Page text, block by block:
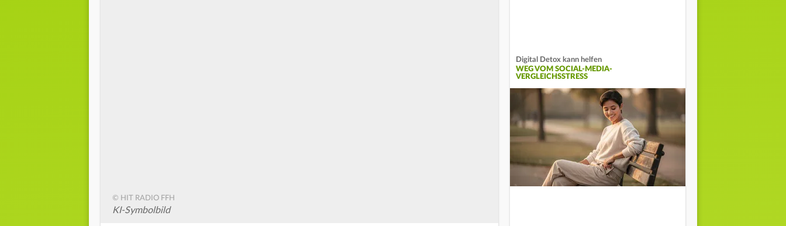
© HIT RADIO FFH
KI-Symbolbild
Digital Detox kann helfen
WEG VOM SOCIAL-MEDIA-
VERGLEICHSSTRESS